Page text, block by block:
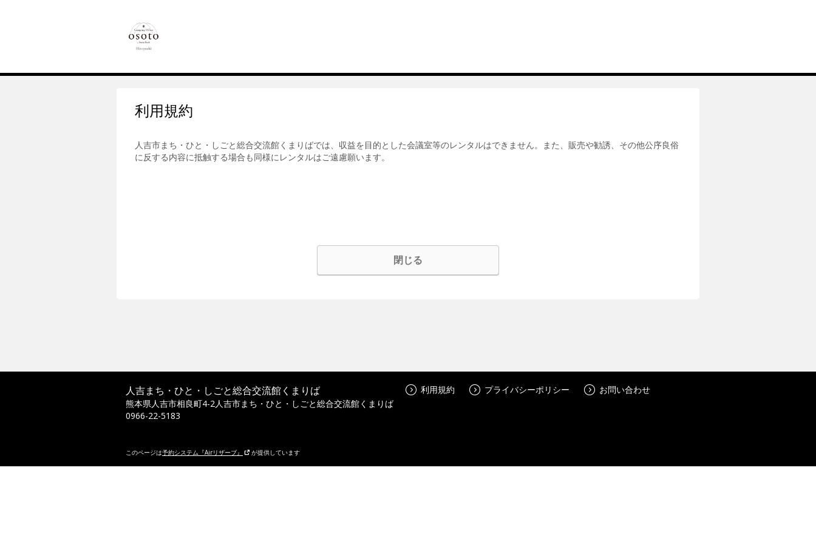
利用規約
人吉市まち・ひと・しごと総合交流館くまりばでは、収益を目的とした会議室等のレンタルはできません。また、販売や勧誘、その他公序良俗
に反する内容に抵触する場合も同様にレンタルはご遠慮願います。
閉じる
人吉まち・ひと・しごと総合交流館くまりば
熊本県人吉市相良町4-2人吉市まち・ひと・しごと総合交流館くまりば
0966-22-5183
利用規約 プライバシーポリシー お問い合わせ
このページは予約システム『Airリザーブ』 が提供しています